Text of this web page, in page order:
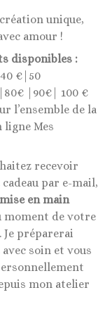
unique,
amour !
disponibles :
€|50
|90€| 100 €
l’ensemble de la
ligne Mes
recevoir
par e-mail,
en main
moment de votre
Je préparerai
soin et vous
mon atelier